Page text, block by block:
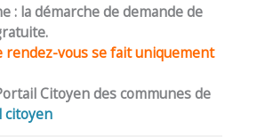
: la démarche de demande de
vous se fait uniquement
Citoyen des communes de
citoyen